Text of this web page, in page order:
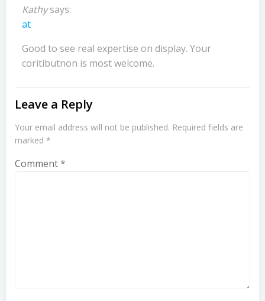
Kathy says:
at
Good to see real expertise on display. Your
coritibutnon is most welcome.
Leave a Reply
Your email address will not be published. Required fields are
marked *
Comment*